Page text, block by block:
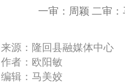
一审：周颖 二审
来源：隆回县融媒体中心
作者：欧阳敏
编辑：马美姣